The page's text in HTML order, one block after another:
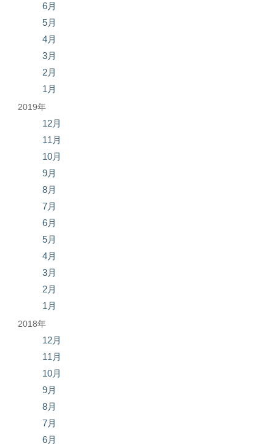
6月
5月
4月
3月
2月
1月
2019年
12月
11月
10月
9月
8月
7月
6月
5月
4月
3月
2月
1月
2018年
12月
11月
10月
9月
8月
7月
6月